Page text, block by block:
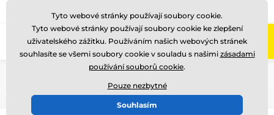
Zavolejte nám (Po-Pá 8-17)
Tyto webové stránky používají soubory cookie.
Tyto webové stránky používají soubory cookie ke zlepšení
uživatelského zážitku. Používáním našich webových stránek
souhlasíte se všemi soubory cookie v souladu s našimi zásadami
používání souborů cookie.
Pouze nezbytné
Souhlasím